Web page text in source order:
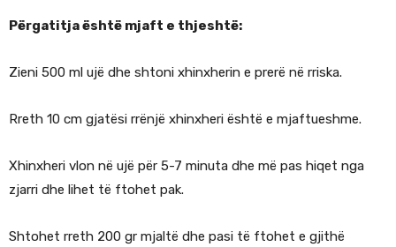
Përgatitja është mjaft e thjeshtë:
Zieni 500 ml ujë dhe shtoni xhinxherin e prerë në rriska.
Rreth 10 cm gjatësi rrënjë xhinxheri është e mjaftueshme.
Xhinxheri vlon në ujë për 5-7 minuta dhe më pas hiqet nga
zjarri dhe lihet të ftohet pak.
Shtohet rreth 200 gr mjaltë dhe pasi të ftohet e gjithë